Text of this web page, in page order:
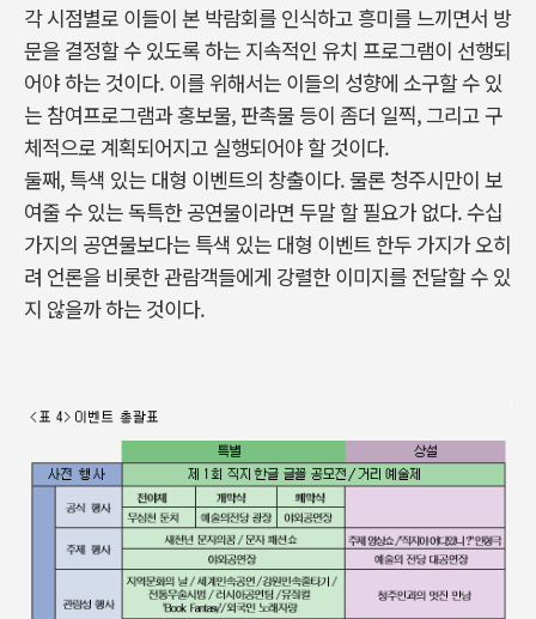
각 시점별로 이들이 본 박람회를 인식하고 흥미를 느끼면서 방
문을 결정할 수 있도록 하는 지속적인 유치 프로그램이 선행되
어야 하는 것이다. 이를 위해서는 이들의 성향에 소구할 수 있
는 참여프로그램과 홍보물, 판촉물 등이 좀더 일찍, 그리고 구
체적으로 계획되어지고 실행되어야 할 것이다.
둘째, 특색 있는 대형 이벤트의 창출이다. 물론 청주시만이 보
여줄 수 있는 독특한 공연물이라면 두말 할 필요가 없다. 수십
가지의 공연물보다는 특색 있는 대형 이벤트 한두 가지가 오히
려 언론을 비롯한 관람객들에게 강렬한 이미지를 전달할 수 있
지 않을까 하는 것이다.